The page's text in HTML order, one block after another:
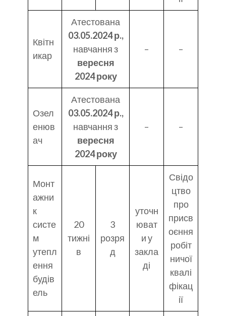
Квітн
икар
Атестована
03.05.2024 р.,
навчання з
вересня
2024 року
– –
Озел
енюв
ач
Атестована
03.05.2024 р.,
навчання з
вересня
2024 року
– –
Монт
ажни
к
систе
м
утепл
ення
будів
ель
20
тижні
в
3
розря
д
уточн
юват
и у
закла
ді
Свідо
цтво
про
присв
оєння
робіт
ничої
квалі
фікац
ії